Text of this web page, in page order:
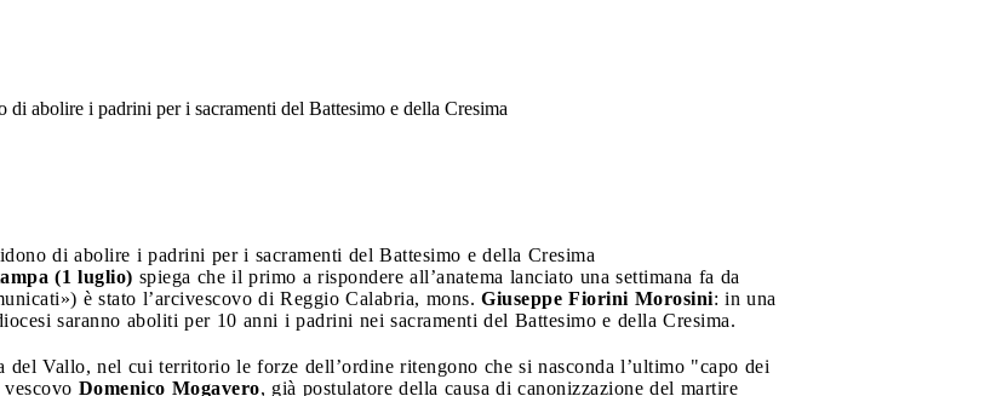
abolire i padrini per i sacramenti del Battesimo e della Cresima
di abolire i padrini per i sacramenti del Battesimo e della Cresima
(1 luglio) spiega che il primo a rispondere all’anatema lanciato una settimana fa da
è stato l’arcivescovo di Reggio Calabria, mons. Giuseppe Fiorini Morosini: in una
saranno aboliti per 10 anni i padrini nei sacramenti del Battesimo e della Cresima.
Vallo, nel cui territorio le forze dell’ordine ritengono che si nasconda l’ultimo "capo dei
Domenico Mogavero, già postulatore della causa di canonizzazione del martire